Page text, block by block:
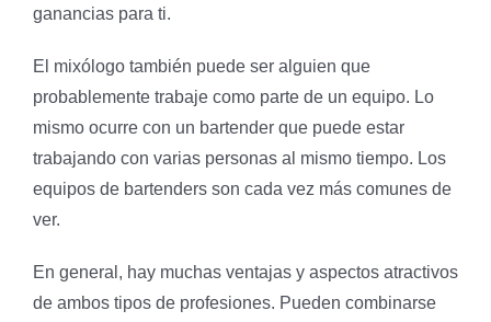
ganancias para ti.
El mixólogo también puede ser alguien que
probablemente trabaje como parte de un equipo. Lo
mismo ocurre con un bartender que puede estar
trabajando con varias personas al mismo tiempo. Los
equipos de bartenders son cada vez más comunes de
ver.
En general, hay muchas ventajas y aspectos atractivos
de ambos tipos de profesiones. Pueden combinarse